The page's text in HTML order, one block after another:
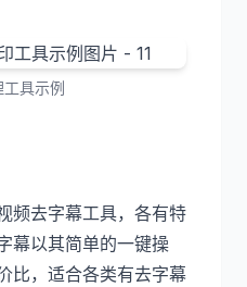
具示例
频去字幕工具，各有特
幕以其简单的一键操
比，适合各类有去字幕